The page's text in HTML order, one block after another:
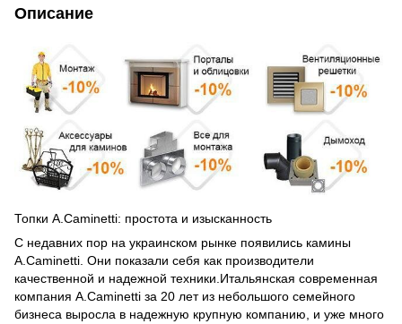
Описание
Топки A.Caminetti: простота и изысканность
С недавних пор на украинском рынке появились камины
A.Caminetti. Они показали себя как производители
качественной и надежной техники.Итальянская современная
компания A.Caminetti за 20 лет из небольшого семейного
бизнеса выросла в надежную крупную компанию, и уже много